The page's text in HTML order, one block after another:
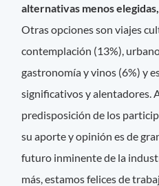
alternativas menos
Otras opciones son viajes
contemplación (13%),
gastronomía y vinos (6%) y
significativos y alentadores.
predisposición de los
su aporte y opinión es de
futuro inminente de la
más, estamos felices de